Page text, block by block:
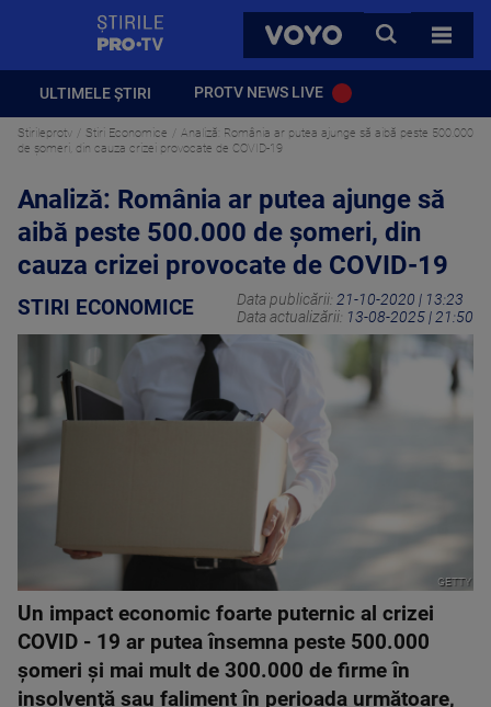
VOYO
CAUTA
TOATE
ULTIMELE ȘTIRI PROTV NEWS LIVE
Stirileprotv Stiri Economice
Analiză: România ar putea ajunge să aibă peste 500.000
de șomeri, din cauza crizei provocate de COVID-19
Analiză: România ar putea ajunge să
aibă peste 500.000 de șomeri, din
cauza crizei provocate de COVID-19
STIRI ECONOMICE Data publicării: 21-10-2020 | 13:23
Data actualizării: 13-08-2025 | 21:50
GETTY
Un impact economic foarte puternic al crizei
COVID - 19 ar putea însemna peste 500.000
şomeri şi mai mult de 300.000 de firme în
insolvenţă sau faliment în perioada următoare,